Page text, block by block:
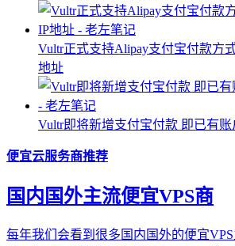
Vultr正式支持Alipay支付宝付款方
地址
Vultr即将新增支付宝付款 即已有
便宜云服务商推荐
国内国外主流便宜VPS商
每年我们会看到很多国内国外的便宜